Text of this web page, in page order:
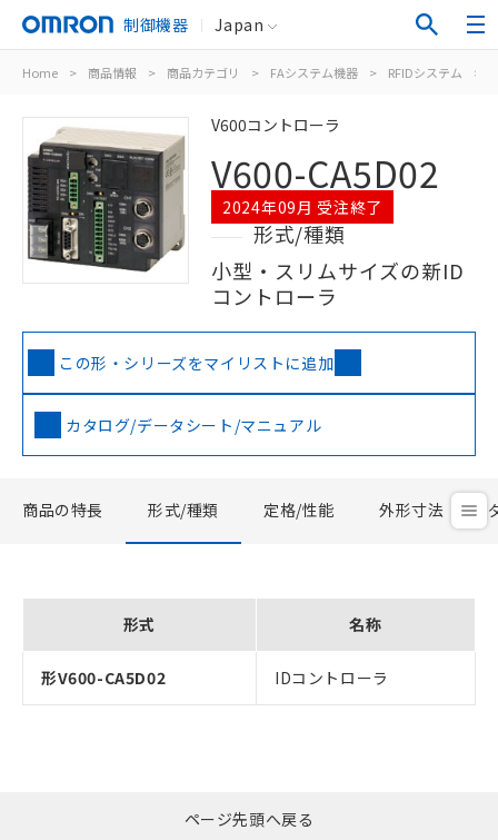
制御機器 Japan
Home > 商品情報 > 商品カテゴリ > FAシステム機器 > RFIDシステム >
V600コントローラ
V600-CA5D02
2024年09月 受注終了
形式/種類
小型・スリムサイズの新ID
コントローラ
この形・シリーズをマイリストに追加
カタログ/データシート/マニュアル
商品の特長 形式/種類 定格/性能 外形寸法
形式 名称
形V600-CA5D02 IDコントローラ
ページ先頭へ戻る